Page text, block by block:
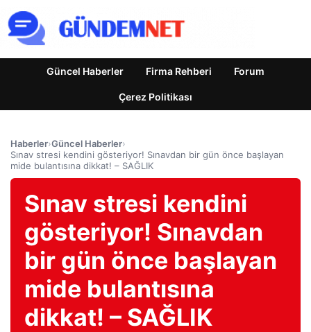
Güncel Haberler Firma Rehberi Forum
Çerez Politikası
Haberler›Güncel Haberler›
Sınav stresi kendini gösteriyor! Sınavdan bir gün önce başlayan
mide bulantısına dikkat! – SAĞLIK
Sınav stresi kendini
gösteriyor! Sınavdan
bir gün önce başlayan
mide bulantısına
dikkat! – SAĞLIK